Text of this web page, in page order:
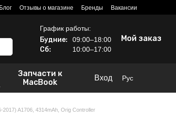
Блог Отзывы о магазине Бренды Вакансии
График работы:
Будние: 09:00–18:00
Сб: 10:00–17:00
Мой заказ
Запчасти к
MacBook
Вход Рус
A1706, 4314mAh, Orig Controller